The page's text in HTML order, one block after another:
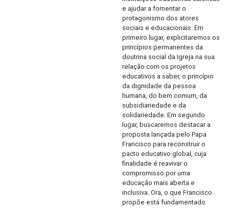
e ajudar a fomentar o
protagonismo dos atores
sociais e educacionais. Em
primeiro lugar, explicitaremos os
princípios permanentes da
doutrina social da Igreja na sua
relação com os projetos
educativos a saber, o princípio
da dignidade da pessoa
humana, do bem comum, da
subsidiariedade e da
solidariedade. Em segundo
lugar, buscaremos destacar a
proposta lançada pelo Papa
Francisco para reconstruir o
pacto educativo global, cuja
finalidade é reavivar o
compromisso por uma
educação mais aberta e
inclusiva. Ora, o que Francisco
propõe está fundamentado